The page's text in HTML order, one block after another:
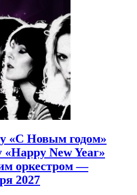
Новым годом»
New Year»
оркестром —
2027